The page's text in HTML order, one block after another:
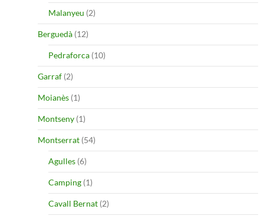
Malanyeu (2)
Berguedà (12)
Pedraforca (10)
Garraf (2)
Moianès (1)
Montseny (1)
Montserrat (54)
Agulles (6)
Camping (1)
Cavall Bernat (2)